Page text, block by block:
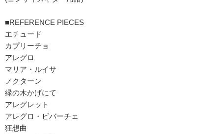
■REFERENCE PIECES
エチュード
カプリーチョ
アレグロ
マリア・ルイサ
ノクターン
緑の木かげにて
アレグレット
アレグロ・ビバーチェ
狂想曲